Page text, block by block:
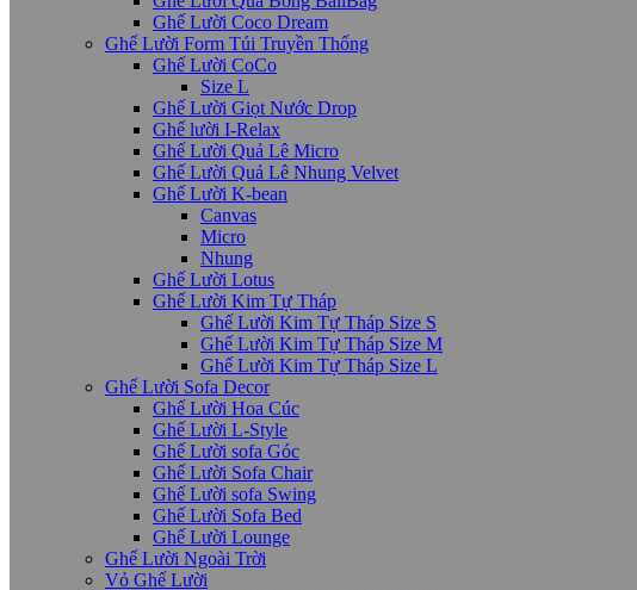
Ghế Lười Coco Dream
Ghế Lười Form Túi Truyền Thống
Ghế Lười CoCo
Size L
Ghế Lười Giọt Nước Drop
Ghế lười I-Relax
Ghế Lười Quả Lê Micro
Ghế Lười Quả Lê Nhung Velvet
Ghế Lười K-bean
Canvas
Micro
Nhung
Ghế Lười Lotus
Ghế Lười Kim Tự Tháp
Ghế Lười Kim Tự Tháp Size S
Ghế Lười Kim Tự Tháp Size M
Ghế Lười Kim Tự Tháp Size L
Ghế Lười Sofa Decor
Ghế Lười Hoa Cúc
Ghế Lười L-Style
Ghế Lười sofa Góc
Ghế Lười Sofa Chair
Ghế Lười sofa Swing
Ghế Lười Sofa Bed
Ghế Lười Lounge
Ghế Lười Ngoài Trời
Vỏ Ghế Lười